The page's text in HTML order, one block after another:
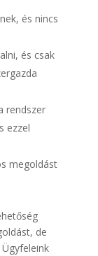
és nincs
és csak
rendszer
ezzel
megoldást
de